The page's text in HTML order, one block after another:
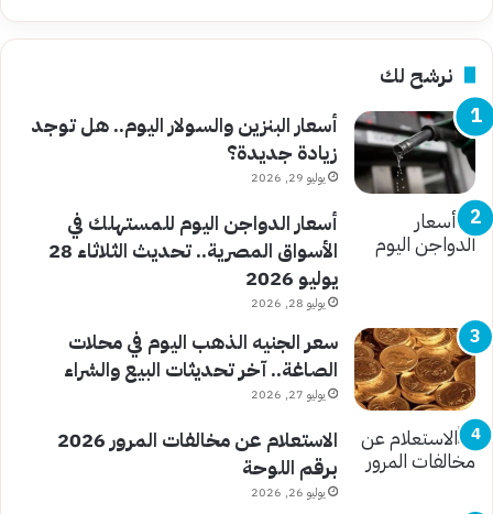
نرشح لك
أسعار البنزين والسولار اليوم.. هل توجد
زيادة جديدة؟
يوليو 29, 2026
أسعار الدواجن اليوم للمستهلك في
الأسواق المصرية.. تحديث الثلاثاء 28
يوليو 2026
يوليو 28, 2026
سعر الجنيه الذهب اليوم في محلات
الصاغة.. آخر تحديثات البيع والشراء
يوليو 27, 2026
الاستعلام عن مخالفات المرور 2026
برقم اللوحة
يوليو 26, 2026